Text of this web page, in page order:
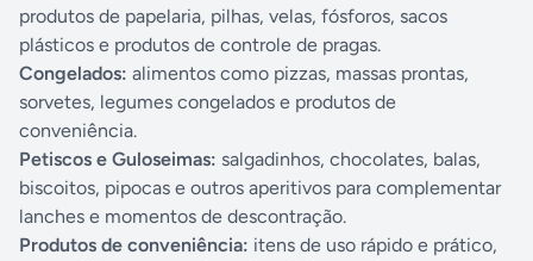
produtos de papelaria, pilhas, velas, fósforos, sacos
plásticos e produtos de controle de pragas.
Congelados: alimentos como pizzas, massas prontas,
sorvetes, legumes congelados e produtos de
conveniência.
Petiscos e Guloseimas: salgadinhos, chocolates, balas,
biscoitos, pipocas e outros aperitivos para complementar
lanches e momentos de descontração.
Produtos de conveniência: itens de uso rápido e prático,